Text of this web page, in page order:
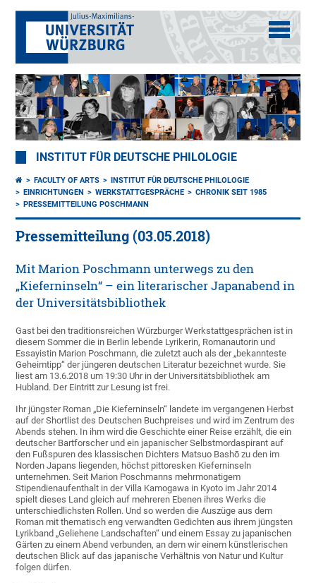
INSTITUT FÜR DEUTSCHE PHILOLOGIE
FACULTY OF ARTS
INSTITUT FÜR DEUTSCHE PHILOLOGIE
EINRICHTUNGEN
WERKSTATTGESPRÄCHE
CHRONIK SEIT 1985
PRESSEMITTEILUNG POSCHMANN
Pressemitteilung (03.05.2018)
Mit Marion Poschmann unterwegs zu den
„Kieferninseln“ – ein literarischer Japanabend in
der Universitätsbibliothek
Gast bei den traditionsreichen Würzburger Werkstattgesprächen ist in
diesem Sommer die in Berlin lebende Lyrikerin, Romanautorin und
Essayistin Marion Poschmann, die zuletzt auch als der „bekannteste
Geheimtipp“ der jüngeren deutschen Literatur bezeichnet wurde. Sie
liest am 13.6.2018 um 19:30 Uhr in der Universitätsbibliothek am
Hubland. Der Eintritt zur Lesung ist frei.
Ihr jüngster Roman „Die Kieferninseln“ landete im vergangenen Herbst
auf der Shortlist des Deutschen Buchpreises und wird im Zentrum des
Abends stehen. In ihm wird die Geschichte einer Reise erzählt, die ein
deutscher Bartforscher und ein japanischer Selbstmordaspirant auf
den Fußspuren des klassischen Dichters Matsuo Bashō zu den im
Norden Japans liegenden, höchst pittoresken Kieferninseln
unternehmen. Seit Marion Poschmanns mehrmonatigem
Stipendienaufenthalt in der Villa Kamogawa in Kyoto im Jahr 2014
spielt dieses Land gleich auf mehreren Ebenen ihres Werks die
unterschiedlichsten Rollen. Und so werden die Auszüge aus dem
Roman mit thematisch eng verwandten Gedichten aus ihrem jüngsten
Lyrikband „Geliehene Landschaften“ und einem Essay zu japanischen
Gärten zu einem Abend verbunden, an dem wir einem künstlerischen
deutschen Blick auf das japanische Verhältnis von Natur und Kultur
folgen dürfen.